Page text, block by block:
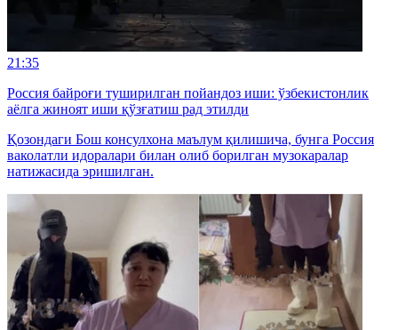
21:35
Россия байроғи туширилган пойандоз иши: ўзбекистонлик
аёлга жиноят иши қўзғатиш рад этилди
Қозондаги Бош консулхона маълум қилишича, бунга Россия
ваколатли идоралари билан олиб борилган музокаралар
натижасида эришилган.